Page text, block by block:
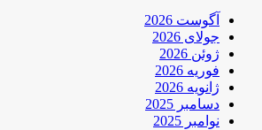
آگوست 2026
جولای 2026
ژوئن 2026
فوریه 2026
ژانویه 2026
دسامبر 2025
نوامبر 2025